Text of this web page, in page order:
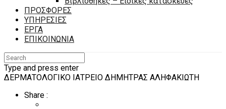
ΠΡΟΣΦΟΡΕΣ
ΥΠΗΡΕΣΙΕΣ
ΕΡΓΑ
ΕΠΙΚΟΙΝΩΝΙΑ
Type and press enter
ΔΕΡΜΑΤΟΛΟΓΙΚΟ ΙΑΤΡΕΙΟ ΔΗΜΗΤΡΑΣ ΑΛΗΦΑΚΙΩΤΗ
Share :